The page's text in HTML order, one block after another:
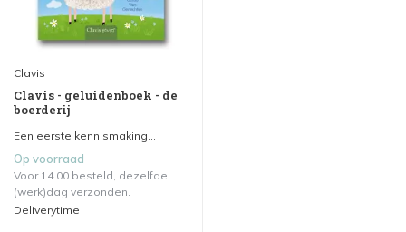
Clavis
Clavis - geluidenboek - de
boerderij
Een eerste kennismaking...
Op voorraad
Voor 14.00 besteld, dezelfde
(werk)dag verzonden.
Deliverytime